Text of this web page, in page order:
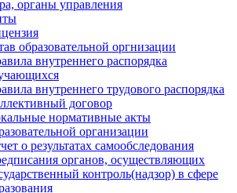
органы управления
образовательной оргнизации
внутреннего распорядка
внутреннего трудового распорядка
договор
нормативные акты
организации
о результатах самообследования
органов, осуществляющих
контроль(надзор) в сфере